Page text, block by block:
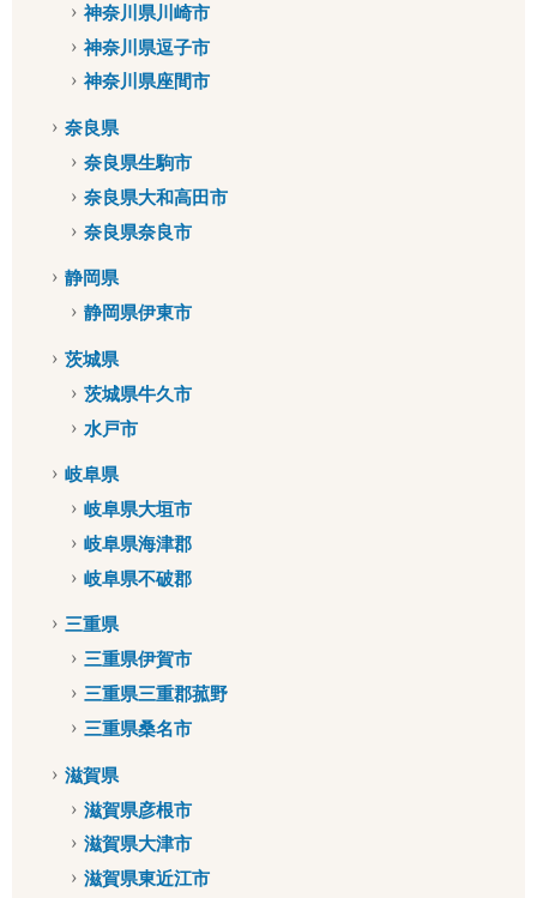
神奈川県川崎市
神奈川県逗子市
神奈川県座間市
奈良県
奈良県生駒市
奈良県大和高田市
奈良県奈良市
静岡県
静岡県伊東市
茨城県
茨城県牛久市
水戸市
岐阜県
岐阜県大垣市
岐阜県海津郡
岐阜県不破郡
三重県
三重県伊賀市
三重県三重郡菰野
三重県桑名市
滋賀県
滋賀県彦根市
滋賀県大津市
滋賀県東近江市